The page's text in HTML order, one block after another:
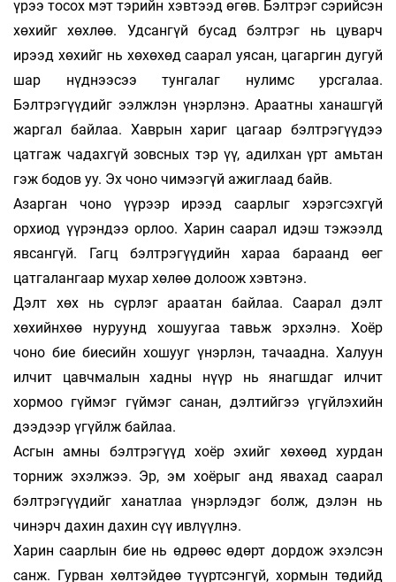
үрээ тосох мэт тэрийн хэвтээд өгөв. Бэлтрэг сэрийсэн
хөхийг хөхлөө. Удсангүй бусад бэлтрэг нь цуварч
ирээд хөхийг нь хөхөхөд саарал уясан, цагаргин дугуй
шар нүднээсээ тунгалаг нулимс урсгалаа.
Бэлтрэгүүдийг ээлжлэн үнэрлэнэ. Араатны ханашгүй
жаргал байлаа. Хаврын хариг цагаар бэлтрэгүүдээ
цатгаж чадахгүй зовсных тэр үү, адилхан үрт амьтан
гэж бодов уу. Эх чоно чимээгүй ажиглаад байв.
Азарган чоно үүрээр ирээд саарлыг хэ­рэг­сэх­гүй
орхиод үүрэндээ орлоо. Харин саа­рал идэш тэжээлд
явсангүй. Гагц бэлт­рэ­гүүдийн ха­раа бараанд өег
цатгалангаар мухар хөлөө долоож хэвтэнэ.
Дэлт хөх нь сүрлэг араатан байлаа. Саарал дэлт
хөхийнхөө нуруунд хошуугаа тавьж эрхэл­нэ. Хоёр
чоно бие биесийн хошууг үнэрлэн, тачаадна. Халуун
илчит цавчмалын хадны нүүр нь янагшдаг илчит
хормоо гүймэг гүймэг санан, дэлтийгээ үгүйлэхийн
дээдээр үгүйлж байлаа.
Асгын амны бэлтрэгүүд хоёр эхийг хө­хөөд хур­дан
торниж эхэлжээ. Эр, эм хоёрыг анд ява­хад саарал
бэлтрэгүүдийг ханатлаа үнэр­лэ­дэг болж, дэлэн нь
чинэрч дахин дахин сүү ивлүүлнэ.
Харин саарлын бие нь өдрөөс өдөрт дордож эхэлсэн
санж. Гурван хөлтэйдөө түүртсэнгүй, хормын төдийд